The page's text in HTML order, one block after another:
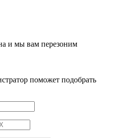
и мы вам перезоним
поможет подобрать